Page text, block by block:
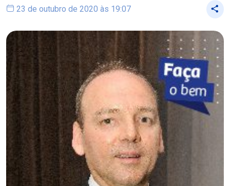
23 de outubro de 2020 às 19:07